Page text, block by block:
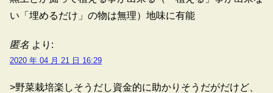
い「埋めるだけ」の物は無理）地味に有能
匿名 より:
2020 年 04 月 21 日 16:29
>野菜栽培楽しそうだし資金的に助かりそうだがだけど、